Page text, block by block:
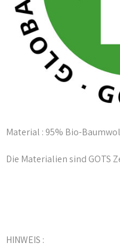
Material : 95% Bio-
Die Materialien sind GOTS
HINWEIS :